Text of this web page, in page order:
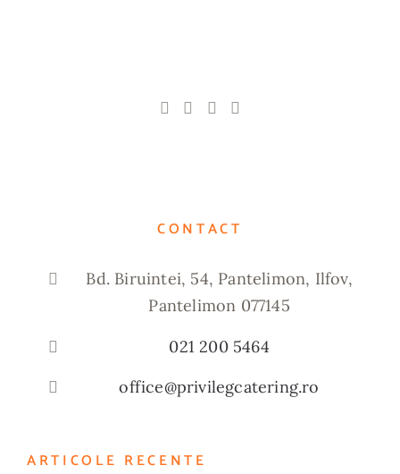
CONTACT
Bd. Biruintei, 54, Pantelimon, Ilfov,
Pantelimon 077145
021 200 5464
office@privilegcatering.ro
ARTICOLE RECENTE